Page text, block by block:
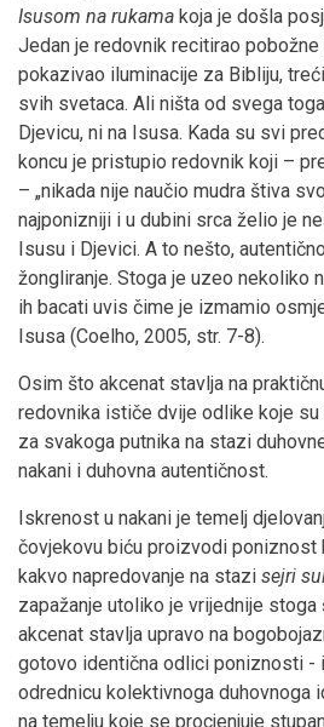
Isusom na rukama koja je došla
Jedan je redovnik recitirao pobožne
pokazivao iluminacije za Bibliju,
svih svetaca. Ali ništa od svega
Djevicu, ni na Isusa. Kada su svi
koncu je pristupio redovnik koji –
– „nikada nije naučio mudra štiva
najponizniji i u dubini srca želio je
Isusu i Djevici. A to nešto,
žongliranje. Stoga je uzeo nekoliko
ih bacati uvis čime je izmamio
Isusa (Coelho, 2005, str. 7-8).
Osim što akcenat stavlja na
redovnika ističe dvije odlike koje
za svakoga putnika na stazi
nakani i duhovna autentičnost.
Iskrenost u nakani je temelj
čovjekovu biću proizvodi poniznost
kakvo napredovanje na stazi sejri
zapažanje utoliko je vrijednije stoga
akcenat stavlja upravo na
gotovo identična odlici poniznosti -
odrednicu kolektivnoga duhovnoga
na temelju koje se procjenjuje